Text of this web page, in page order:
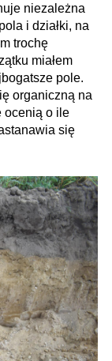
niezależna
i działki, na
trochę
miałem
pole.
organiczną na
ocenią o ile
się